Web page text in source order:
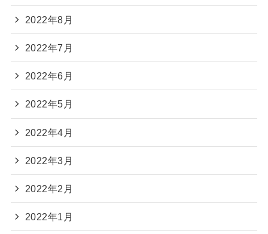
2022年8月
2022年7月
2022年6月
2022年5月
2022年4月
2022年3月
2022年2月
2022年1月